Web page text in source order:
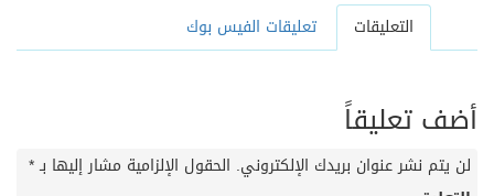
التعليقات تعليقات الفيس بوك
أضف تعليقاً
لن يتم نشر عنوان بريدك الإلكتروني. الحقول الإلزامية مشار إليها بـ*